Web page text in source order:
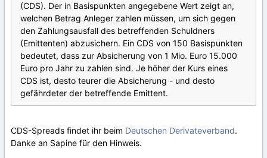
(CDS). Der in Basispunkten angegebene Wert zeigt an,
welchen Betrag Anleger zahlen müssen, um sich gegen
den Zahlungsausfall des betreffenden Schuldners
(Emittenten) abzusichern. Ein CDS von 150 Basispunkten
bedeutet, dass zur Absicherung von 1 Mio. Euro 15.000
Euro pro Jahr zu zahlen sind. Je höher der Kurs eines
CDS ist, desto teurer die Absicherung - und desto
gefährdeter der betreffende Emittent.
CDS-Spreads findet ihr beim Deutschen Derivateverband.
Danke an Sapine für den Hinweis.